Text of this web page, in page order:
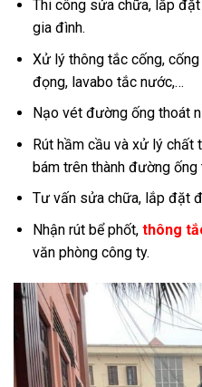
Thi công sửa chữa, lắp
gia đình.
Xử lý thông tắc cống,
đọng, lavabo tắc nước,…
Nạo vét đường ống thoát
Rút hầm cầu và xử lý chất
bám trên thành đường ống
Tư vấn sửa chữa, lắp đặt
Nhận rút bể phốt, thông
văn phòng công ty.